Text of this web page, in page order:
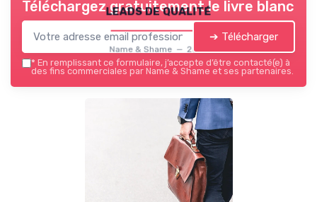
leads de qualité
Name & Shame — 2026
Téléchargez gratuitement le livre blanc
➔ Télécharger
* En remplissant ce formulaire, j’accepte d’être contacté(e) à
des fins commerciales par Name & Shame et ses partenaires.